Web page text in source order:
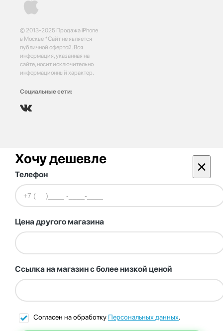
© 2013-2025 Продажа iPhone
в Москве *Сайт не является
публичной офертой. Вся
информация, указанная на
сайте, носит исключительно
информационный характер.
Социальные сети:
Хочу дешевле ×
Телефон
Цена другого магазина
Ссылка на магазин с более низкой ценой
Согласен на обработку Персональных данных.